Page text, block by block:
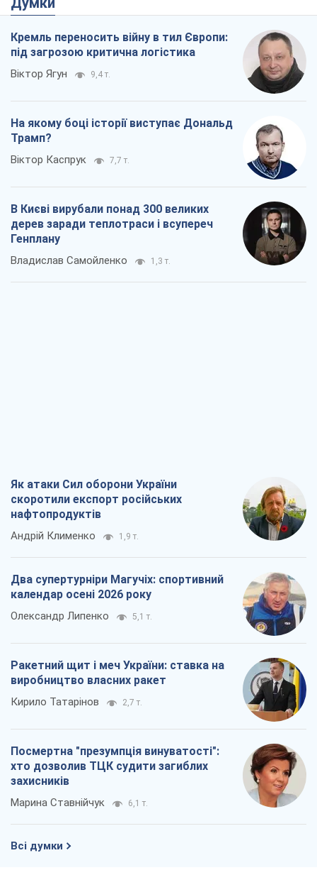
Кремль переносить війну в тил Європи:
під загрозою критична логістика
Віктор Ягун 9,4 т.
На якому боці історії виступає Дональд
Трамп?
Віктор Каспрук 7,7 т.
В Києві вирубали понад 300 великих
дерев заради теплотраси і всупереч
Генплану
Владислав Самойленко 1,3 т.
Як атаки Сил оборони України
скоротили експорт російських
нафтопродуктів
Андрій Клименко 1,9 т.
Два супертурніри Магучіх: спортивний
календар осені 2026 року
Олександр Липенко 5,1 т.
Ракетний щит і меч України: ставка на
виробництво власних ракет
Кирило Татарінов 2,7 т.
Посмертна "презумпція винуватості":
хто дозволив ТЦК судити загиблих
захисників
Марина Ставнійчук 6,1 т.
Всі думки